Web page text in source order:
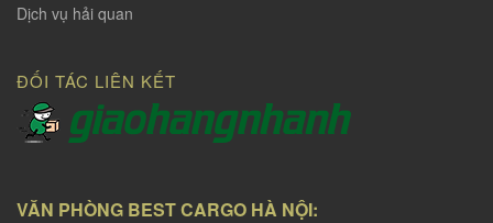
Dịch vụ hải quan
ĐỐI TÁC LIÊN KẾT
VĂN PHÒNG BEST CARGO HÀ NỘI: